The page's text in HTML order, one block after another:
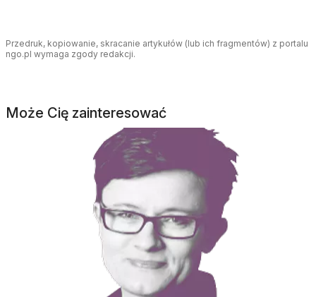
Przedruk, kopiowanie, skracanie artykułów (lub ich fragmentów) z portalu
ngo.pl wymaga zgody redakcji.
Może Cię zainteresować